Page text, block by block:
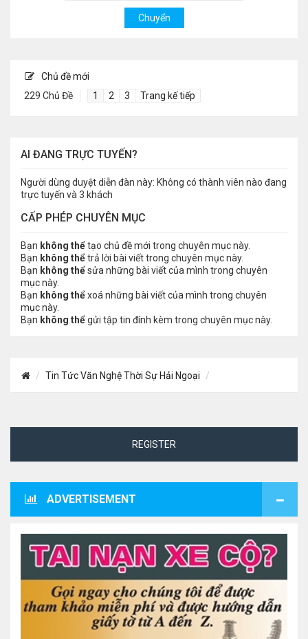
Chủ đề mới
229 Chủ Đề
1 2 3 Trang kế tiếp
AI ĐANG TRỰC TUYẾN?
Người dùng duyệt diễn đàn này: Không có thành viên nào đang
trực tuyến và 3 khách
CẤP PHÉP CHUYÊN MỤC
Bạn không thểtạo chủ đề mới trong chuyên mục này.
Bạn không thểtrả lời bài viết trong chuyên mục này.
Bạn không thểsửa những bài viết của mình trong chuyên
mục này.
Bạn không thểxoá những bài viết của mình trong chuyên
mục này.
Bạn không thểgửi tập tin đính kèm trong chuyên mục này.
Tin Tức Văn Nghệ Thời Sự Hải Ngoại
REGISTER
ADVERTISEMENT